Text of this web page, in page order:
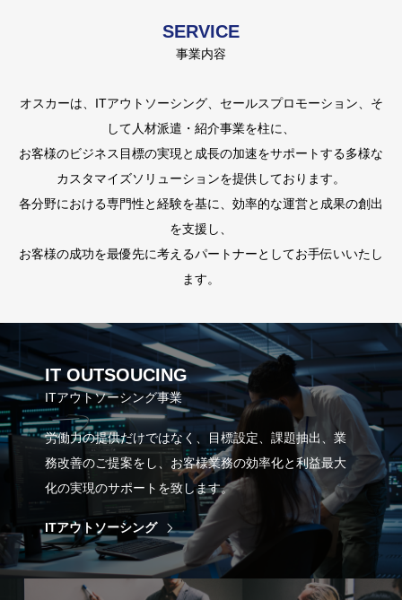
SERVICE
事業内容
オスカーは、ITアウトソーシング、セールスプロモーション、そ
して人材派遣・紹介事業を柱に、
お客様のビジネス目標の実現と成長の加速をサポートする多様な
カスタマイズソリューションを提供しております。
各分野における専門性と経験を基に、効率的な運営と成果の創出
を支援し、
お客様の成功を最優先に考えるパートナーとしてお手伝いいたし
ます。
IT OUTSOUCING
ITアウトソーシング事業
労働力の提供だけではなく、目標設定、課題抽出、業
務改善のご提案をし、お客様業務の効率化と利益最大
化の実現のサポートを致します。
ITアウトソーシング